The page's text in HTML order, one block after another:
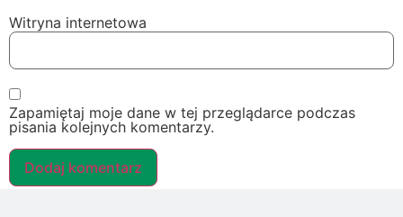
Witryna internetowa
Zapamiętaj moje dane w tej przeglądarce podczas
pisania kolejnych komentarzy.